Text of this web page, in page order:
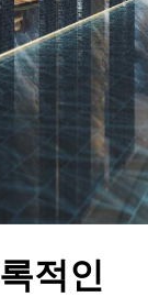
적인